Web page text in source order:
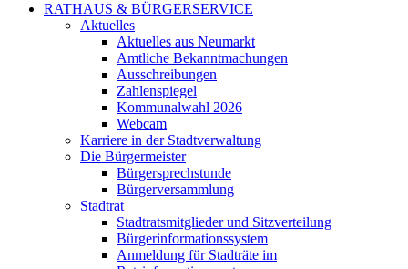
RATHAUS & BÜRGERSERVICE
Aktuelles
Aktuelles aus Neumarkt
Amtliche Bekanntmachungen
Ausschreibungen
Zahlenspiegel
Kommunalwahl 2026
Webcam
Karriere in der Stadtverwaltung
Die Bürgermeister
Bürgersprechstunde
Bürgerversammlung
Stadtrat
Stadtratsmitglieder und Sitzverteilung
Bürgerinformationssystem
Anmeldung für Stadträte im